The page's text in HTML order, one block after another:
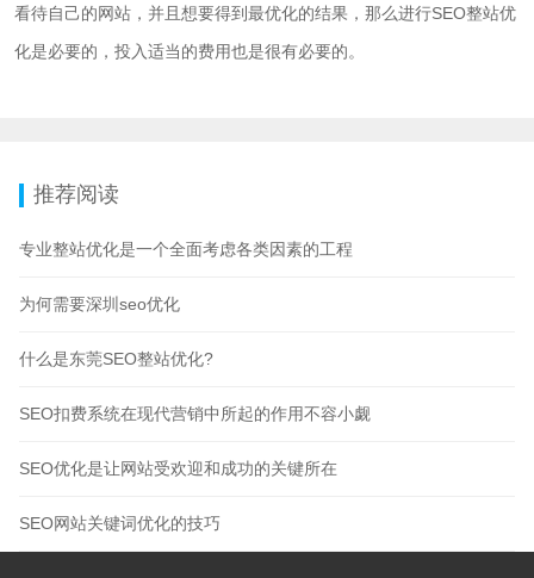
看待自己的网站，并且想要得到最优化的结果，那么进行SEO整站优
化是必要的，投入适当的费用也是很有必要的。
推荐阅读
专业整站优化是一个全面考虑各类因素的工程
为何需要深圳seo优化
什么是东莞SEO整站优化?
SEO扣费系统在现代营销中所起的作用不容小觑
SEO优化是让网站受欢迎和成功的关键所在
SEO网站关键词优化的技巧